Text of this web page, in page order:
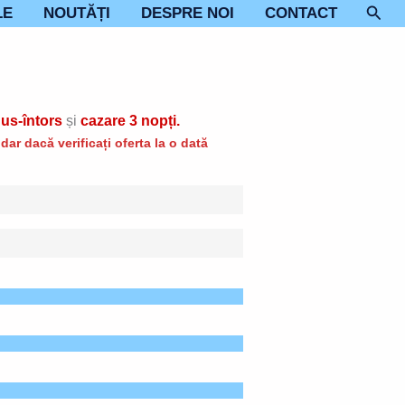
NOUTĂȚI DESPRE NOI CONTACT
întorsși cazare 3 nopți.
dacă verificați oferta la o dată